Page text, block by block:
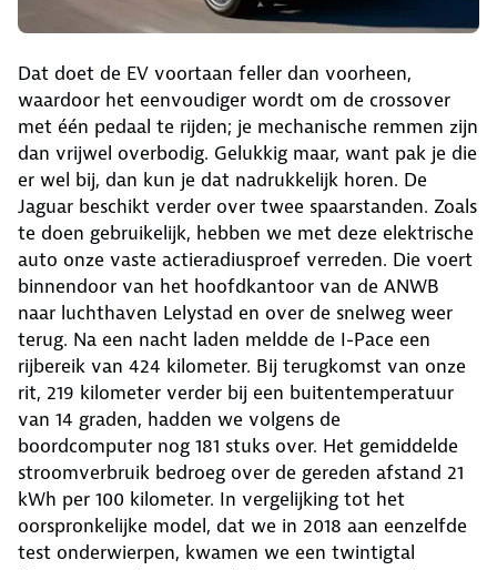
Dat doet de EV voortaan feller dan voorheen,
waardoor het eenvoudiger wordt om de crossover
met één pedaal te rijden; je mechanische remmen zijn
dan vrijwel overbodig. Gelukkig maar, want pak je die
er wel bij, dan kun je dat nadrukkelijk horen. De
Jaguar beschikt verder over twee spaarstanden. Zoals
te doen gebruikelijk, hebben we met deze elektrische
auto onze vaste actieradiusproef verreden. Die voert
binnendoor van het hoofdkantoor van de ANWB
naar luchthaven Lelystad en over de snelweg weer
terug. Na een nacht laden meldde de I-Pace een
rijbereik van 424 kilometer. Bij terugkomst van onze
rit, 219 kilometer verder bij een buitentemperatuur
van 14 graden, hadden we volgens de
boordcomputer nog 181 stuks over. Het gemiddelde
stroomverbruik bedroeg over de gereden afstand 21
kWh per 100 kilometer. In vergelijking tot het
oorspronkelijke model, dat we in 2018 aan eenzelfde
test onderwierpen, kwamen we een twintigtal